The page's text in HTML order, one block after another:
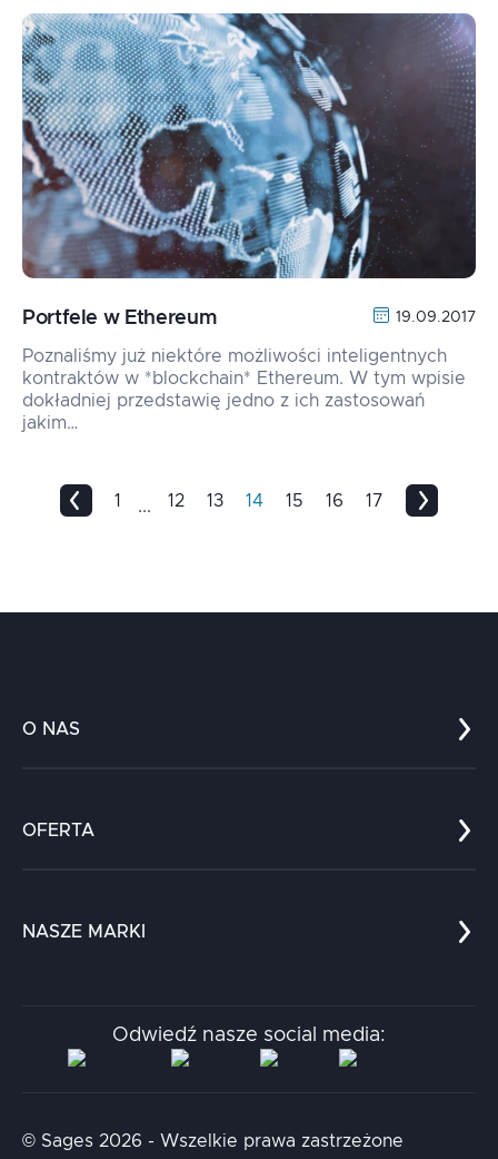
Portfele w Ethereum 19.09.2017
Poznaliśmy już niektóre możliwości inteligentnych
kontraktów w *blockchain* Ethereum. W tym wpisie
dokładniej przedstawię jedno z ich zastosowań
jakim…
1 ... 12 13 14 15 16 17
O NAS
Kariera
Kontakt
OFERTA
Chatboty
NASZE MARKI
Aidapta
AI & NLP Day
Odwiedź nasze social media:
© Sages 2026 - Wszelkie prawa zastrzeżone